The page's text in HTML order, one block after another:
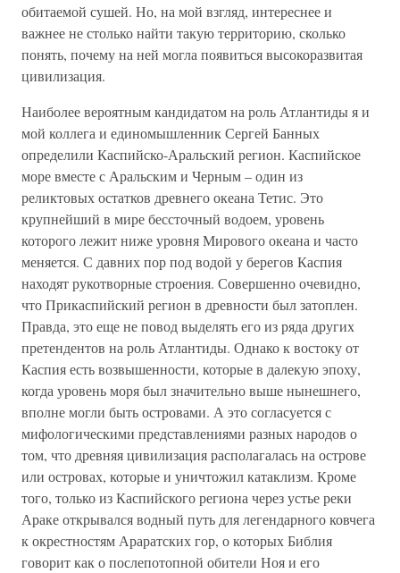
обитаемой сушей. Но, на мой взгляд, интереснее и
важнее не столько найти такую территорию, сколько
понять, почему на ней могла появиться высокоразвитая
цивилизация.
Наиболее вероятным кандидатом на роль Атлантиды я и
мой коллега и единомышленник Сергей Банных
определили Каспийско-Аральский регион. Каспийское
море вместе с Аральским и Черным – один из
реликтовых остатков древнего океана Тетис. Это
крупнейший в мире бессточный водоем, уровень
которого лежит ниже уровня Мирового океана и часто
меняется. С давних пор под водой у берегов Каспия
находят рукотворные строения. Совершенно очевидно,
что Прикаспийский регион в древности был затоплен.
Правда, это еще не повод выделять его из ряда других
претендентов на роль Атлантиды. Однако к востоку от
Каспия есть возвышенности, которые в далекую эпоху,
когда уровень моря был значительно выше нынешнего,
вполне могли быть островами. А это согласуется с
мифологическими представлениями разных народов о
том, что древняя цивилизация располагалась на острове
или островах, которые и уничтожил катаклизм. Кроме
того, только из Каспийского региона через устье реки
Араке открывался водный путь для легендарного ковчега
к окрестностям Араратских гор, о которых Библия
говорит как о послепотопной обители Ноя и его